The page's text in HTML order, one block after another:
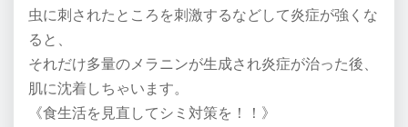
虫に刺されたところを刺激するなどして炎症が強くな
ると、
それだけ多量のメラニンが生成され炎症が治った後、
肌に沈着しちゃいます。
《食生活を見直してシミ対策を！！》